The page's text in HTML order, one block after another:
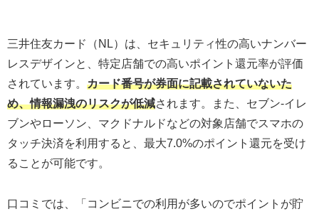
三井住友カード（NL）は、セキュリティ性の高いナンバー
レスデザインと、特定店舗での高いポイント還元率が評価
されています。 カード番号が券面に記載されていないた
め、情報漏洩のリスクが低減されます。また、セブン-イレ
ブンやローソン、マクドナルドなどの対象店舗でスマホの
タッチ決済を利用すると、最大7.0%のポイント還元を受け
ることが可能です。
口コミでは、「コンビニでの利用が多いのでポイントが貯